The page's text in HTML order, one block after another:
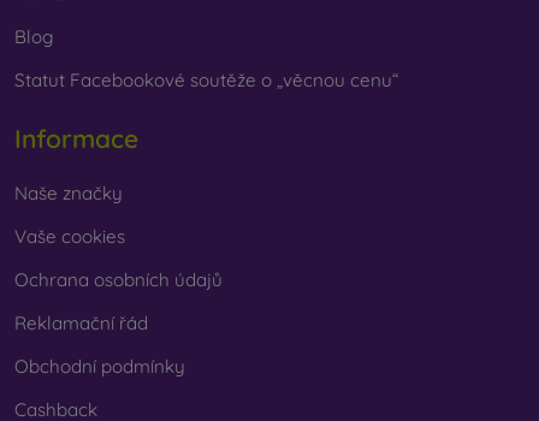
Blog
Statut Facebookové soutěže o „věcnou cenu“
Informace
Naše značky
Vaše cookies
Ochrana osobních údajů
Reklamační řád
Obchodní podmínky
Cashback